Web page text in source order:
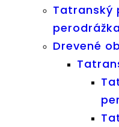
Tatranský
Drevené